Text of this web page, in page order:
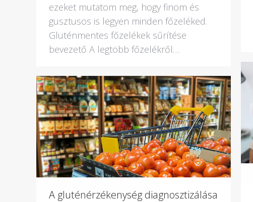
ezeket mutatom meg, hogy finom és
gusztusos is legyen minden főzeléked.
Gluténmentes főzelékek sűrítése
bevezető A legtöbb főzelékről…
A gluténérzékenység diagnosztizálása